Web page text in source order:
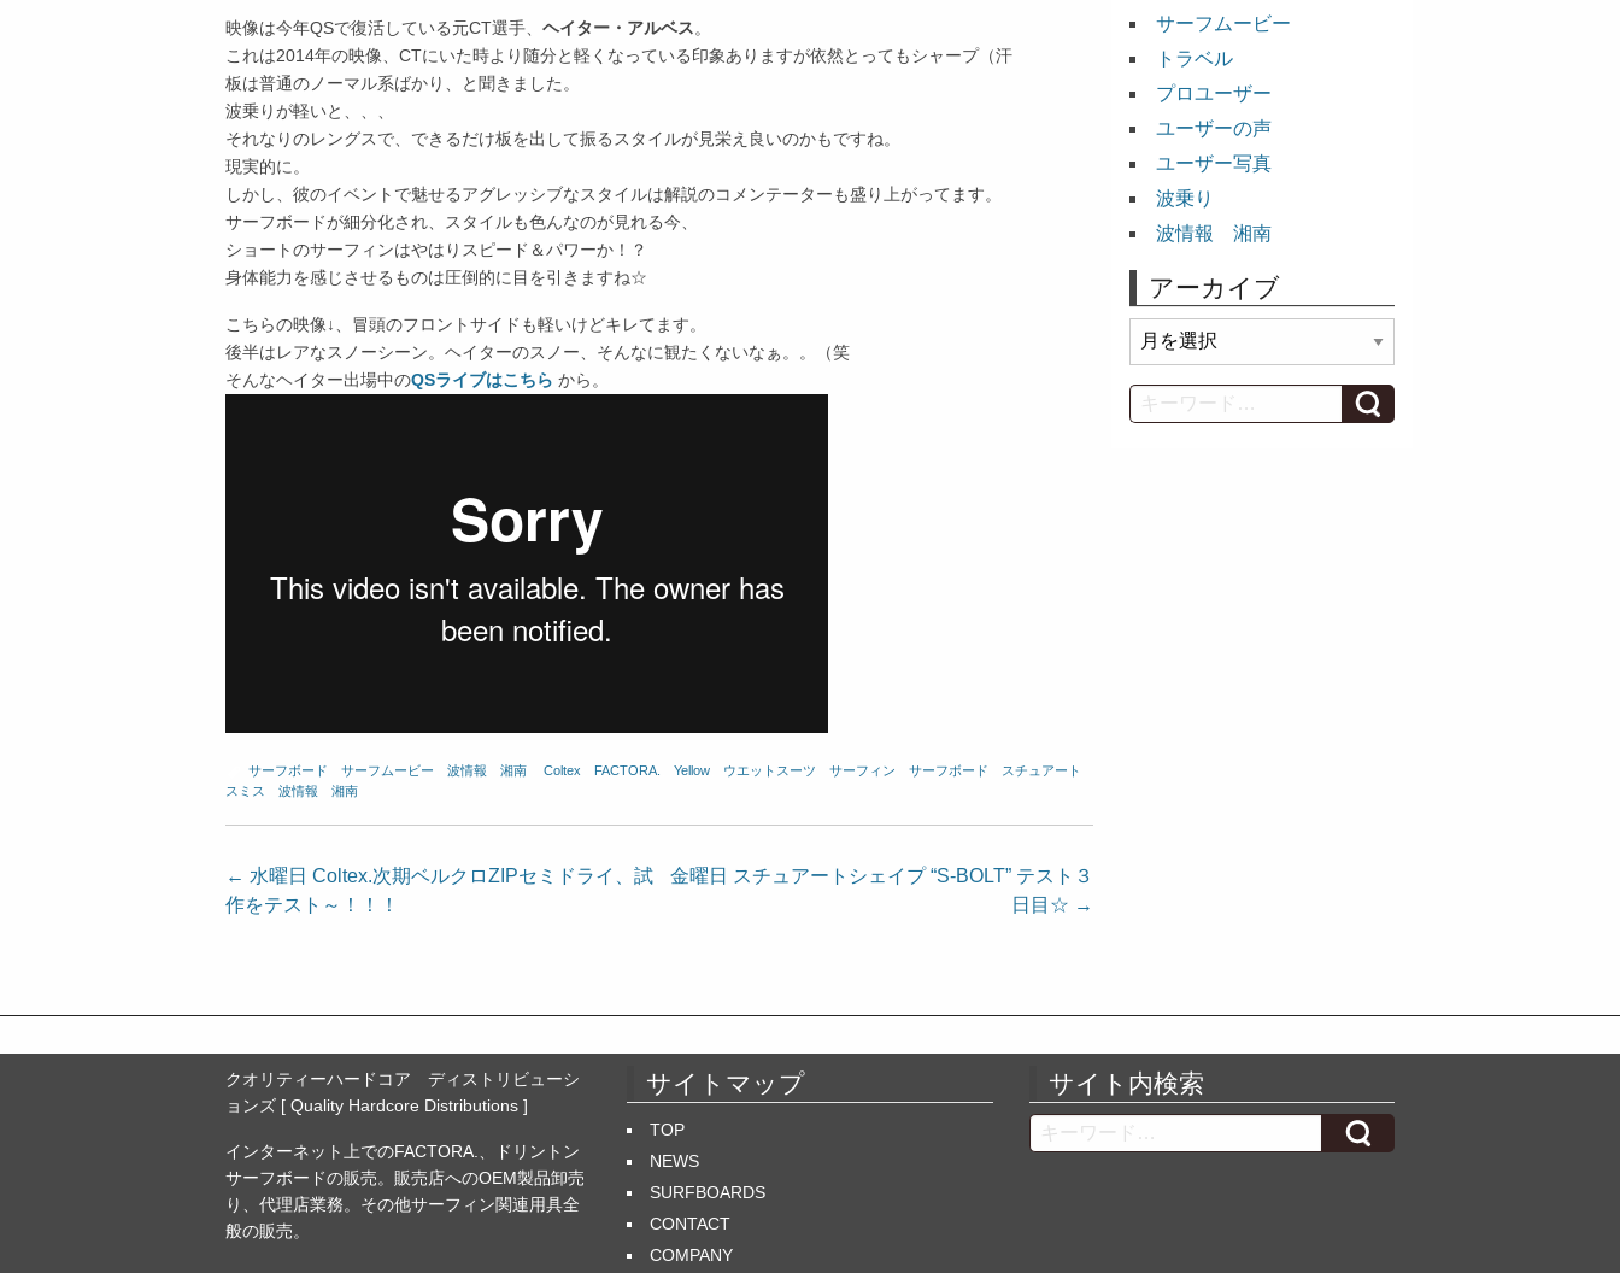
映像は今年QSで復活している元CT選手、 ヘイター・アルベス。
これは2014年の映像、CTにいた時より随分と軽くなっている印象ありますが依然とってもシャープ（汗
板は普通のノーマル系ばかり、と聞きました。
波乗りが軽いと、、、
それなりのレングスで、できるだけ板を出して振るスタイルが見栄え良いのかもですね。
現実的に。
しかし、彼のイベントで魅せるアグレッシブなスタイルは解説のコメンテーターも盛り上がってます。
サーフボードが細分化され、スタイルも色んなのが見れる今、
ショートのサーフィンはやはりスピード＆パワーか！？
身体能力を感じさせるものは圧倒的に目を引きますね☆
こちらの映像↓、冒頭のフロントサイドも軽いけどキレてます。
後半はレアなスノーシーン。ヘイターのスノー、そんなに観たくないなぁ。。（笑
そんなヘイター出場中のQSライブはこちら から。
サーフボード サーフムービー 波情報 湘南 Coltex FACTORA. Yellow ウエットスーツ サーフィン サーフボード
スチュアート
スミス
波情報 湘南
投
稿
ゲ
ー
シ
ン
← 水曜日 Coltex.次期ベルクロZIPセミドライ、試
作をテスト～！！！
金曜日 スチュアートシェイプ “S-BOLT” テスト３
日目☆ →
サーフムービー
トラベル
プロユーザー
ユーザーの声
ユーザー写真
波乗り
波情報 湘南
アーカイブ
ー
カ
イ
Search
クオリティーハードコア ディストリビューシ
ョンズ [ Quality Hardcore Distributions ]
インターネット上でのFACTORA.、ドリントン
サーフボードの販売。販売店へのOEM製品卸売
り、代理店業務。その他サーフィン関連用具全
般の販売。
サイトマップ
TOP
NEWS
SURFBOARDS
CONTACT
COMPANY
サイト内検索
Search